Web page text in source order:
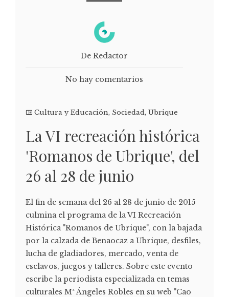
De Redactor
No hay comentarios
Cultura y Educación, Sociedad, Ubrique
La VI recreación histórica
'Romanos de Ubrique', del
26 al 28 de junio
El fin de semana del 26 al 28 de junio de 2015
culmina el programa de la VI Recreación
Histórica "Romanos de Ubrique", con la bajada
por la calzada de Benaocaz a Ubrique, desfiles,
lucha de gladiadores, mercado, venta de
esclavos, juegos y talleres. Sobre este evento
escribe la periodista especializada en temas
culturales Mª Ángeles Robles en su web "Cao